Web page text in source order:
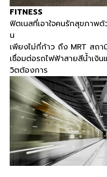
FITNESS
ฟิตเนสที่เอาใจคนรักสุขภาพ
น
เพียงไม่กี่ก้าว ถึง MRT สถา
เชื่อมต่อรถไฟฟ้าสายสีน้ำเงิ
วิตต้องการ